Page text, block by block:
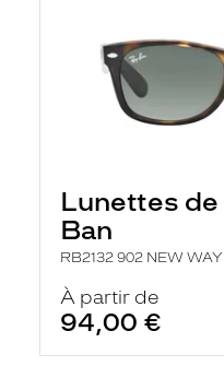
Lunettes de
Ban
RB2132 902 NEW
À partir de
94,00 €